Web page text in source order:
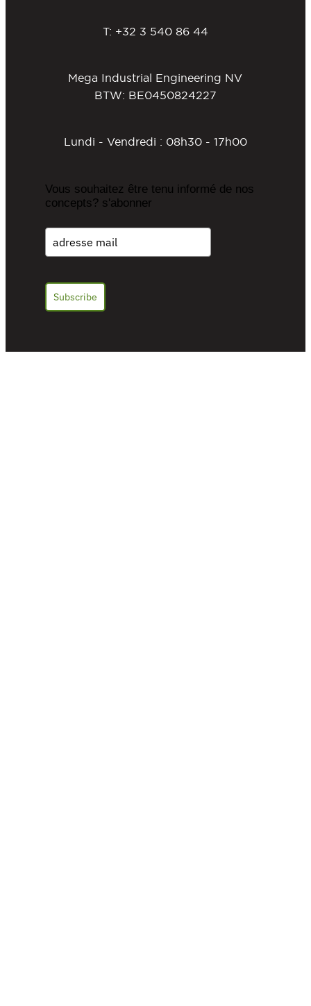
T: +32 3 540 86 44
Mega Industrial Engineering NV
BTW: BE0450824227
Lundi - Vendredi : 08h30 - 17h00
Vous souhaitez être tenu informé de nos
concepts? s'abonner
Subscribe